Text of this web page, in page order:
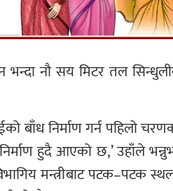
नौ सय मिटर तल
बाँध निर्माण गर्न पहिलो
हुदै आएको छ,’ उहाँले
मन्त्रीबाट पटक–पटक